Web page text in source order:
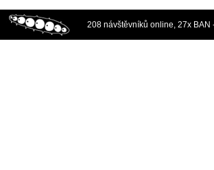
208 návštěvníků online, 27x